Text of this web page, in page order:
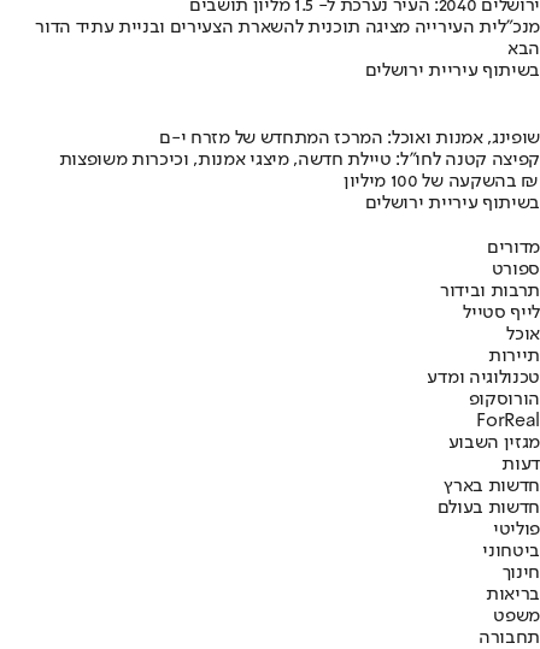
ירושלים 2040: העיר נערכת ל- 1.5 מליון תושבים
מנכ"לית העירייה מציגה תוכנית להשארת הצעירים ובניית עתיד הדור
הבא
בשיתוף עיריית ירושלים
שופינג, אמנות ואוכל: המרכז המתחדש של מזרח י-ם
קפיצה קטנה לחו"ל: טיילת חדשה, מיצגי אמנות, וכיכרות משופצות
בהשקעה של 100 מיליון ₪
בשיתוף עיריית ירושלים
מדורים
ספורט
תרבות ובידור
לייף סטייל
אוכל
תיירות
טכנולוגיה ומדע
הורוסקופ
ForReal
מגזין השבוע
דעות
חדשות בארץ
חדשות בעולם
פוליטי
ביטחוני
חינוך
בריאות
משפט
תחבורה